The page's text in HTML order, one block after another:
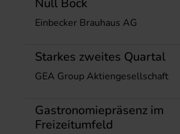
Null Bock
Einbecker Brauhaus AG
Starkes zweites Quartal
GEA Group Aktiengesellschaft
Gastronomiepräsenz im
Freizeitumfeld